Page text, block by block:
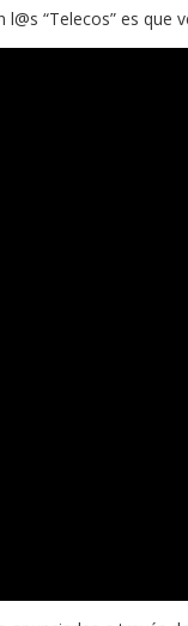
“Telecos” es que